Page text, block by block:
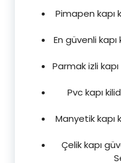
Pimapen kapı
En güvenli kapı
Parmak izli
Pvc kapı
Manyetik kapı
Çelik kapı